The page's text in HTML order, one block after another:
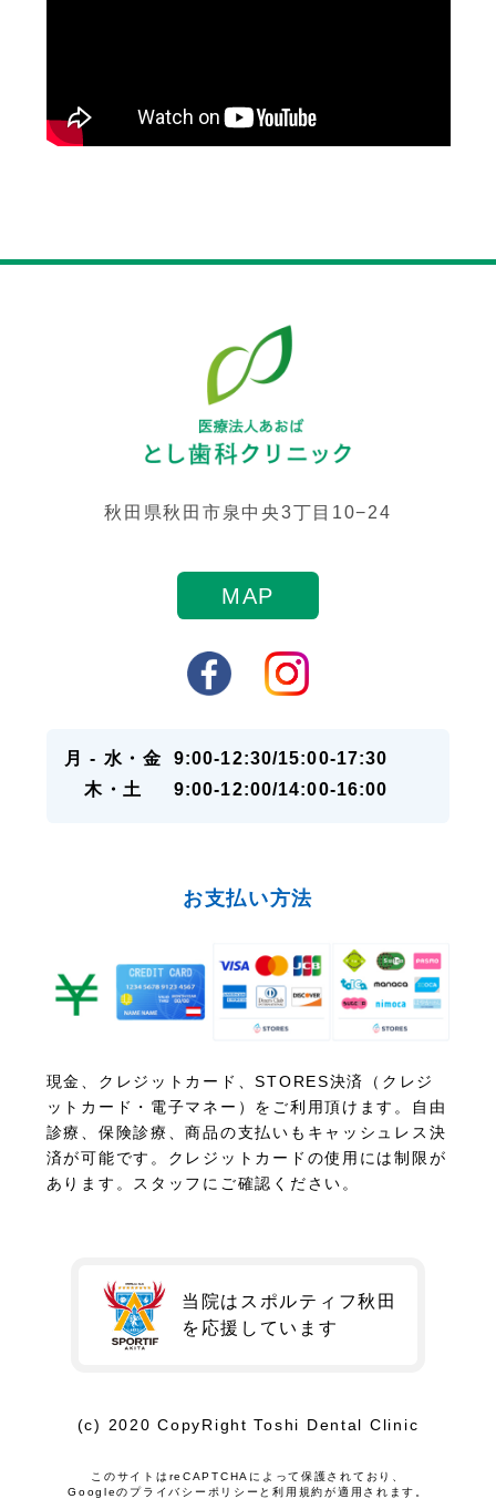
秋田県秋田市泉中央3丁目10−24
MAP
月 - 水・金
9:00-12:30/15:00-17:30
木・土
9:00-12:00/14:00-16:00
お支払い方法
現金、クレジットカード、STORES決済（クレジ
ットカード・電子マネー）をご利用頂けます。自由
診療、保険診療、商品の支払いもキャッシュレス決
済が可能です。クレジットカードの使用には制限が
あります。スタッフにご確認ください。
当院はスポルティフ秋田
を 応援しています
(c) 2020 CopyRight Toshi Dental Clinic
このサイトはreCAPTCHAによって保護されており、
Googleの プライバシーポリシー と利用規約が適用されます。